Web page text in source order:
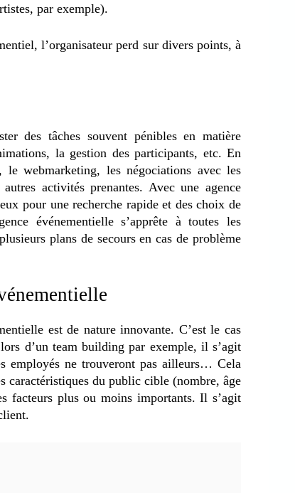
par exemple).
l’organisateur perd sur divers points, à
des tâches souvent pénibles en matière
la gestion des participants, etc. En
webmarketing, les négociations avec les
activités prenantes. Avec une agence
pour une recherche rapide et des choix de
événementielle s’apprête à toutes les
plans de secours en cas de problème
est de nature innovante. C’est le cas
d’un team building par exemple, il s’agit
employés ne trouveront pas ailleurs… Cela
caractéristiques du public cible (nombre, âge
facteurs plus ou moins importants. Il s’agit